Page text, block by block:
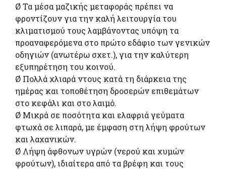
Ø Τα μέσα μαζικής μεταφοράς πρέπει να
φροντίζουν για την καλή λειτουργία του
κλιματισμού τους λαμβάνοντας υπόψη τα
προαναφερόμενα στο πρώτο εδάφιο των γενικών
οδηγιών (ανωτέρω σχετ.), για την καλύτερη
εξυπηρέτηση του κοινού.
Ø Πολλά χλιαρά ντους κατά τη διάρκεια της
ημέρας και τοποθέτηση δροσερών επιθεμάτων
στο κεφάλι και στο λαιμό.
Ø Μικρά σε ποσότητα και ελαφριά γεύματα
φτωχά σε λιπαρά, με έμφαση στη λήψη φρούτων
και λαχανικών.
Ø Λήψη άφθονων υγρών (νερού και χυμών
φρούτων), ιδιαίτερα από τα βρέφη και τους